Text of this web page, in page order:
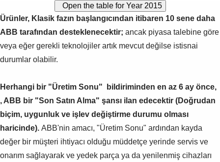
Ürünler, Klasik fazın başlangıcından itibaren 10 sene daha
ABB tarafından desteklenecektir; ancak piyasa talebine göre
veya eğer gerekli teknolojiler artık mevcut değilse istisnai
durumlar olabilir.
Herhangi bir "Üretim Sonu" bildiriminden en az 6 ay önce,
, ABB bir "Son Satın Alma" şansı ilan edecektir (Doğrudan
biçim, uygunluk ve işlev değiştirme durumu olması
haricinde). ABB'nin amacı, "Üretim Sonu" ardından kayda
değer bir müşteri ihtiyacı olduğu müddetçe yerinde servis ve
onarım sağlayarak ve yedek parça ya da yenilenmiş cihazları